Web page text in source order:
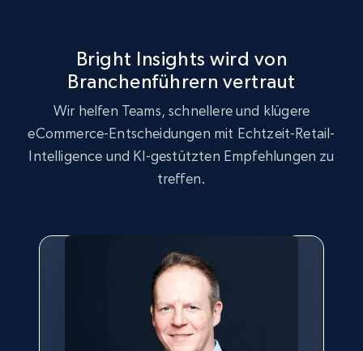
Google Shopping
URL, Product id, Title, Product description,
Google Shopping - collects products from
Bright Insights wird von
Branchenführern vertraut
Wir helfen Teams, schnellere und klügere
eCommerce-Entscheidungen mit Echtzeit-Retail-
Intelligence und KI-gestützten Empfehlungen zu
treffen.